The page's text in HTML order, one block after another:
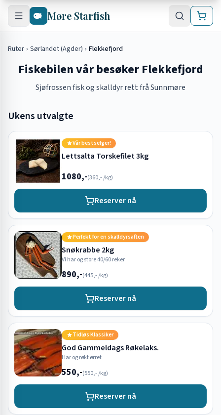
Hopp til hovedinnhold
Møre Starfish
Ruter › Sørlandet (Agder) › Flekkefjord
Fiskebilen vår besøker Flekkefjord
Sjøfrossen fisk og skalldyr rett frå Sunnmøre
Ukens utvalgte
Vår bestselger!
Lettsalta Torskefilet 3kg
1080,-(360,-/kg)
Reserver nå
Perfekt for en skalldyrsaften
Snøkrabbe 2kg
Vi har og store 40/60 reker
890,-(445,-/kg)
Reserver nå
Tidløs Klassiker
God Gammeldags Røkelaks.
Har og røkt ørret
550,-(550,-/kg)
Reserver nå